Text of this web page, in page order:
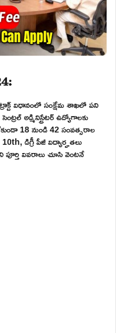
విధానంలో సంక్షేమ శాఖలో పని
అడ్మినిస్ట్రేటర్ ఉద్యోగాలకు
18 నుండి 42 సంవత్సరాల
10th, డిగ్రీ పీజీ విద్యార్హతలు
వివరాలు చూసి వెంటనే